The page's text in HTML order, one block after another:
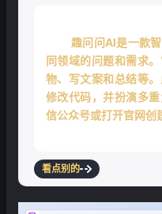
趣问问AI是一款
同领域的问题和需求
物、写文案和总结等。
修改代码，并扮演多
信公众号或打开官网创
看点别的